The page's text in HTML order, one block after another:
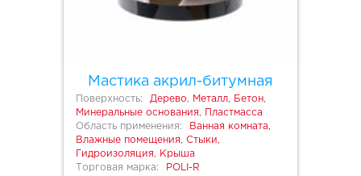
Мастика акрил-битумная
Поверхность:
Дерево, Металл, Бетон,
Минеральные основания, Пластмасса
Область применения:
Ванная комната,
Влажные помещения, Стыки,
Гидроизоляция, Крыша
Торговая марка:
POLI-R